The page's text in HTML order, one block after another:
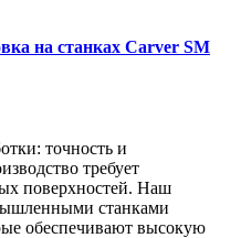
на станках Carver SM
точность и
требует
поверхностей. Наш
станками
обеспечивают высокую